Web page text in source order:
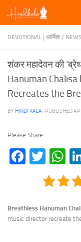
Skip to content
DEVOTIONAL | धार्मिक /
शंकर महादेवन की
Hanuman
Recreates the
BY HINDI KALA · PUBLISHED
Please Share:
Breathless Hanuman
music director recreate